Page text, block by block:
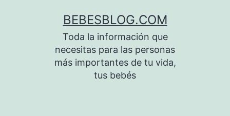
BEBESBLOG.COM
Toda la información que
necesitas para las personas
más importantes de tu vida,
tus bebés